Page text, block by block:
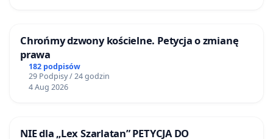
Chrońmy dzwony kościelne. Petycja o zmianę
prawa
182 podpisów
29 Podpisy / 24 godzin
4 Aug 2026
NIE dla „Lex Szarlatan” PETYCJA DO